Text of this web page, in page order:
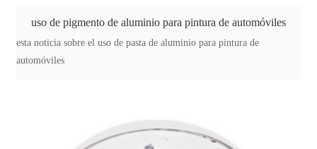
uso de pigmento de aluminio para pintura de automóviles
esta noticia sobre el uso de pasta de aluminio para pintura de
automóviles